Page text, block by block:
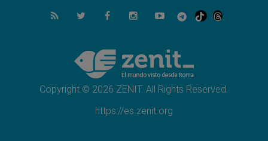
La matanza de niños en Gaza no cesa: 300
muertos en 300 días
Tagle: La guerra desfigura el mundo, solo la
revelación de Dios lo transfigura
Copyright © 2026 ZENIT. All Rights Reserved.
https://es.zenit.org